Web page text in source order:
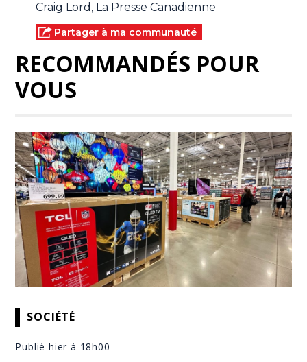
Craig Lord, La Presse Canadienne
Partager à ma communauté
RECOMMANDÉS POUR
VOUS
SOCIÉTÉ
Publié hier à 18h00